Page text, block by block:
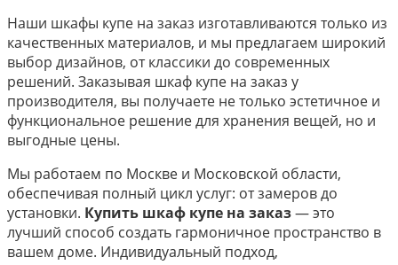
Наши шкафы купе на заказ изготавливаются только из
качественных материалов, и мы предлагаем широкий
выбор дизайнов, от классики до современных
решений. Заказывая шкаф купе на заказ у
производителя, вы получаете не только эстетичное и
функциональное решение для хранения вещей, но и
выгодные цены.
Мы работаем по Москве и Московской области,
обеспечивая полный цикл услуг: от замеров до
установки. Купить шкаф купе на заказ— это
лучший способ создать гармоничное пространство в
вашем доме. Индивидуальный подход,